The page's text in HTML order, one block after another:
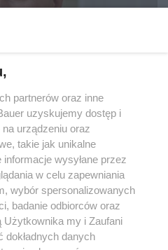
odmienił moje życie. Nie
partnerów oraz inne
uzyskujemy dostęp i
urządzeniu oraz
takie jak unikalne
wysyłane przez
w celu zapewniania
wybór spersonalizowanych
badanie odbiorców oraz
Użytkownika my i Zaufani
danych